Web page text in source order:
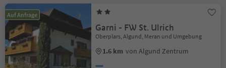
Auf Anfrage
Garni - FW St. Ulrich
Oberplars, Algund, Meran und Umgebung
1.6 km von Algund Zentrum